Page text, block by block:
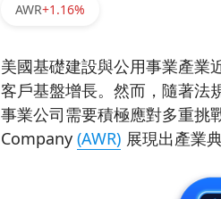
AWR+1.16%
美國基礎建設與公用事業產業
客戶基盤增長。然而，隨著法
事業公司需要積極應對多重
Company(AWR) 展現出產業